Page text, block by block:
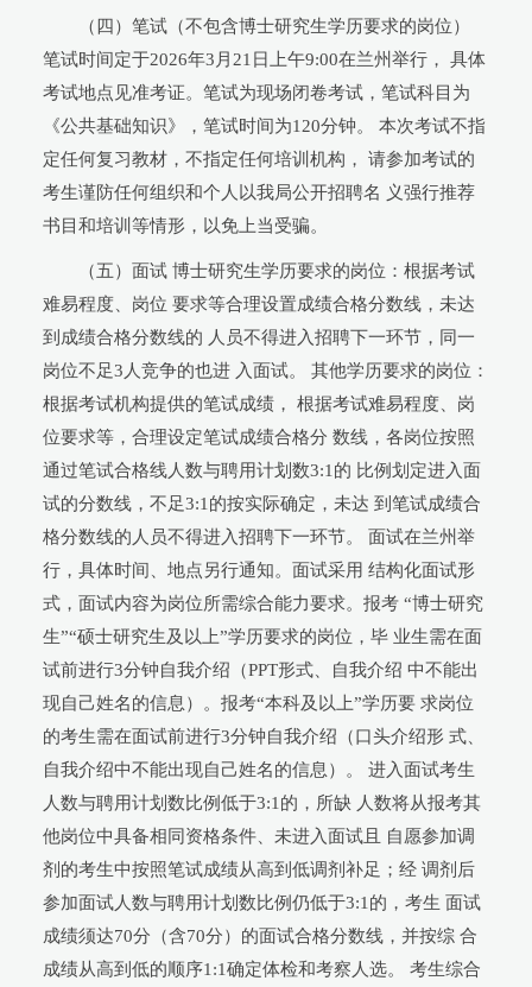
（四）笔试（不包含博士研究生学历要求的岗位）
笔试时间定于2026年3月21日上午9:00在兰州举行， 具体
考试地点见准考证。笔试为现场闭卷考试，笔试科目为
《公共基础知识》，笔试时间为120分钟。 本次考试不指
定任何复习教材，不指定任何培训机构， 请参加考试的
考生谨防任何组织和个人以我局公开招聘名 义强行推荐
书目和培训等情形，以免上当受骗。
（五）面试 博士研究生学历要求的岗位：根据考试
难易程度、岗位 要求等合理设置成绩合格分数线，未达
到成绩合格分数线的 人员不得进入招聘下一环节，同一
岗位不足3人竞争的也进 入面试。 其他学历要求的岗位：
根据考试机构提供的笔试成绩， 根据考试难易程度、岗
位要求等，合理设定笔试成绩合格分 数线，各岗位按照
通过笔试合格线人数与聘用计划数3:1的 比例划定进入面
试的分数线，不足3:1的按实际确定，未达 到笔试成绩合
格分数线的人员不得进入招聘下一环节。 面试在兰州举
行，具体时间、地点另行通知。面试采用 结构化面试形
式，面试内容为岗位所需综合能力要求。报考 “博士研究
生”“硕士研究生及以上”学历要求的岗位，毕 业生需在面
试前进行3分钟自我介绍（PPT形式、自我介绍 中不能出
现自己姓名的信息）。报考“本科及以上”学历要 求岗位
的考生需在面试前进行3分钟自我介绍（口头介绍形 式、
自我介绍中不能出现自己姓名的信息）。 进入面试考生
人数与聘用计划数比例低于3:1的，所缺 人数将从报考其
他岗位中具备相同资格条件、未进入面试且 自愿参加调
剂的考生中按照笔试成绩从高到低调剂补足；经 调剂后
参加面试人数与聘用计划数比例仍低于3:1的，考生 面试
成绩须达70分（含70分）的面试合格分数线，并按综 合
成绩从高到低的顺序1:1确定体检和考察人选。 考生综合